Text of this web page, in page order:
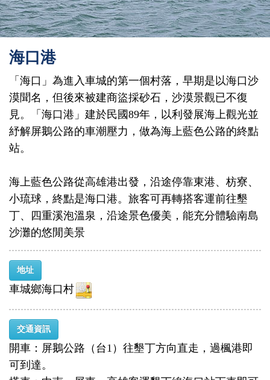
海口港
「海口」為進入車城的第一個村落，早期是以海口沙
漠聞名，但後來被建商盜採砂石，沙漠景觀已不復
見。「海口港」建於民國89年，以利發展海上觀光並
紓解屏鵝公路的車潮壓力，做為海上藍色公路的終點
站。
海上藍色公路從高雄港出發，沿途停靠東港、枋寮、
小琉球，終點是海口港。旅客可再轉搭客運前往墾
丁、四重溪泡溫泉，沿途景色優美，能充分體驗南島
沙灘的悠閒美景
地址
車城鄉海口村
交通資訊
開車：屏鵝公路（台1）往墾丁方向直走，過楓港即
可到達。